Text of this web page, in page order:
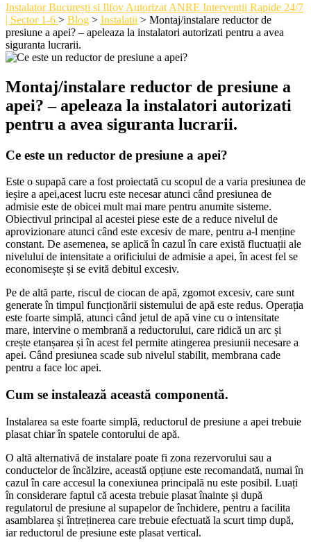
Instalator București si Ilfov Autorizat ANRE Intervenții Rapide 24/7
| Sector 1-6 > Blog > Instalatii > Montaj/instalare reductor de
presiune a apei? – apeleaza la instalatori autorizati pentru a avea
siguranta lucrarii.
Montaj/instalare reductor de presiune a
apei? – apeleaza la instalatori autorizati
pentru a avea siguranta lucrarii.
Ce este un reductor de presiune a apei?
Este o supapă care a fost proiectată cu scopul de a varia presiunea de
ieșire a apei,acest lucru este necesar atunci când presiunea de
admisie este de obicei mult mai mare pentru anumite sisteme.
Obiectivul principal al acestei piese este de a reduce nivelul de
aprovizionare atunci când este excesiv de mare, pentru a-l menține
constant. De asemenea, se aplică în cazul în care există fluctuații ale
nivelului de intensitate a orificiului de admisie a apei, în acest fel se
economisește și se evită debitul excesiv.
Pe de altă parte, riscul de ciocan de apă, zgomot excesiv, care sunt
generate în timpul funcționării sistemului de apă este redus. Operația
este foarte simplă, atunci când jetul de apă vine cu o intensitate
mare, intervine o membrană a reductorului, care ridică un arc și
crește etanșarea și în acest fel permite atingerea presiunii necesare a
apei. Când presiunea scade sub nivelul stabilit, membrana cade
pentru a face loc apei.
Cum se instalează această componentă.
Instalarea sa este foarte simplă, reductorul de presiune a apei trebuie
plasat chiar în spatele contorului de apă.
O altă alternativă de instalare poate fi zona rezervorului sau a
conductelor de încălzire, această opțiune este recomandată, numai în
cazul în care accesul la conexiunea principală nu este posibil. Luați
în considerare faptul că acesta trebuie plasat înainte și după
regulatorul de presiune al supapelor de închidere, pentru a facilita
asamblarea și întreținerea care trebuie efectuată la scurt timp după,
iar reductorul de presiune este plasat vertical.